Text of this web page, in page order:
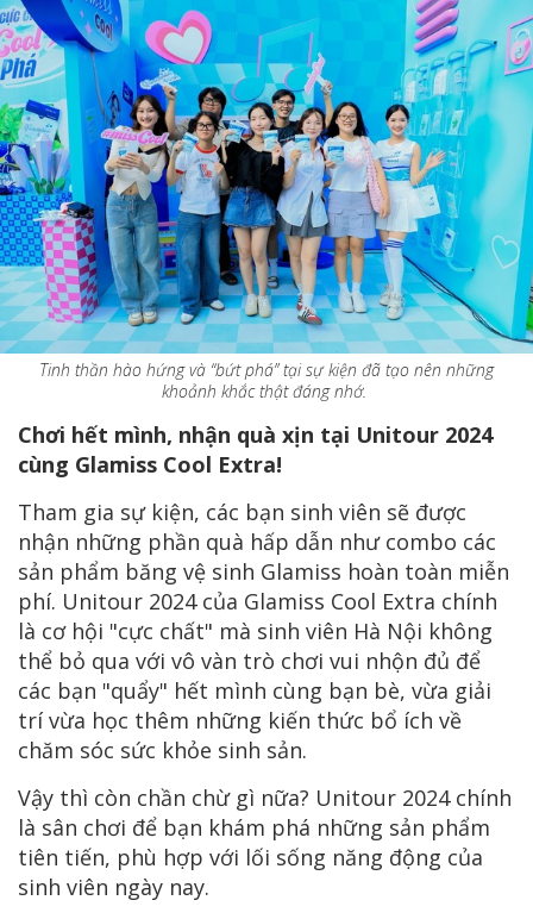
Tinh thần hào hứng và “bứt phá” tại sự kiện đã tạo nên những
khoảnh khắc thật đáng nhớ.
Chơi hết mình, nhận quà xịn tại Unitour 2024
cùng Glamiss Cool Extra!
Tham gia sự kiện, các bạn sinh viên sẽ được
nhận những phần quà hấp dẫn như combo các
sản phẩm băng vệ sinh Glamiss hoàn toàn miễn
phí. Unitour 2024 của Glamiss Cool Extra chính
là cơ hội "cực chất" mà sinh viên Hà Nội không
thể bỏ qua với vô vàn trò chơi vui nhộn đủ để
các bạn "quẩy" hết mình cùng bạn bè, vừa giải
trí vừa học thêm những kiến thức bổ ích về
chăm sóc sức khỏe sinh sản.
Vậy thì còn chần chừ gì nữa? Unitour 2024 chính
là sân chơi để bạn khám phá những sản phẩm
tiên tiến, phù hợp với lối sống năng động của
sinh viên ngày nay.